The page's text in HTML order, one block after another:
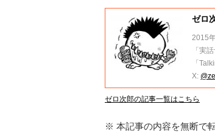
ゼロ
2015
「実
「
X:
ゼロ次郎の記事一覧はこちら
※ 本記事の内容を無断で